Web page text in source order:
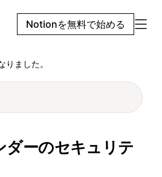
Notionを無料で始める
ました。
ーのセキュリテ